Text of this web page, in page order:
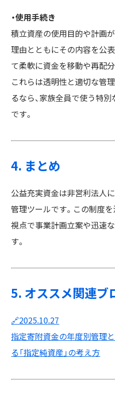
・使用手続き
積立資産の使用目的や計画
理由とともにその内容を公
て柔軟に資金を移動や再配分
これらは透明性と適切な管
るなら、家族全員で使う特
です。
4. まとめ
公益充実資金は非営利法人
管理ツールです。この制度
視点で事業計画立案や迅速
す。
5. オススメ関連ブ
🔗2025.10.27
指定寄附資金の年度別管理
る「指定純資産」の考え方